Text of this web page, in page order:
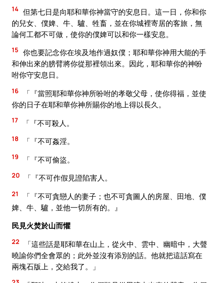
14 但第七日是向耶和華你神當守的安息日。這一日，你和你
的兒女、僕婢、牛、驢、牲畜，並在你城裡寄居的客旅，無
論何工都不可做，使你的僕婢可以和你一樣安息。
15 你也要記念你在埃及地作過奴僕；耶和華你神用大能的手
和伸出來的膀臂將你從那裡領出來。因此，耶和華你的神吩
咐你守安息日。
16
「『當照耶和華你神所吩咐的孝敬父母，使你得福，並使
你的日子在耶和華你神所賜你的地上得以長久。
17 「『不可殺人。
18 「『不可姦淫。
19 「『不可偷盜。
20 「『不可作假見證陷害人。
21
「『不可貪戀人的妻子；也不可貪圖人的房屋、田地、僕
婢、牛、驢，並他一切所有的。』
民見火焚於山而懼
22
「這些話是耶和華在山上，從火中、雲中、幽暗中，大聲
曉諭你們全會眾的；此外並沒有添別的話。他就把這話寫在
兩塊石版上，交給我了。」